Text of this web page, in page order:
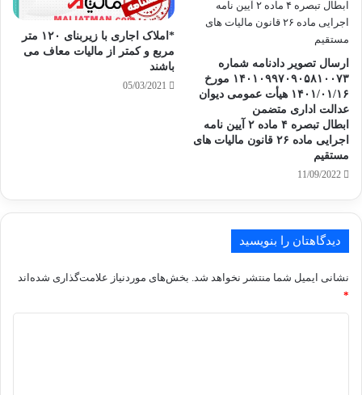
ارسال تصویر دادنامه شماره
۱۴۰۱۰۹۹۷۰۹۰۵۸۱۰۰۷۳ مورخ
۱۴۰۱/۰۱/۱۶ هیأت عمومی دیوان
عدالت اداری متضمن
ابطال تبصره ۴ ماده ۲ آیین نامه
اجرایی ماده ۲۶ قانون مالیات های
مستقیم
11/09/2022
*املاک اجاری با زیربنای ۱۲۰ متر
مربع و کمتر از مالیات معاف می
باشند
05/03/2021
دیدگاهتان را بنویسید
نشانی ایمیل شما منتشر نخواهد شد. بخش‌های موردنیاز علامت‌گذاری شده‌اند
*